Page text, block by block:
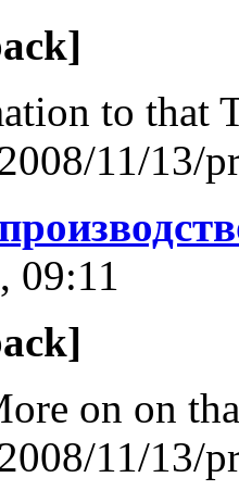
to that
11/
09:11
on on
11/